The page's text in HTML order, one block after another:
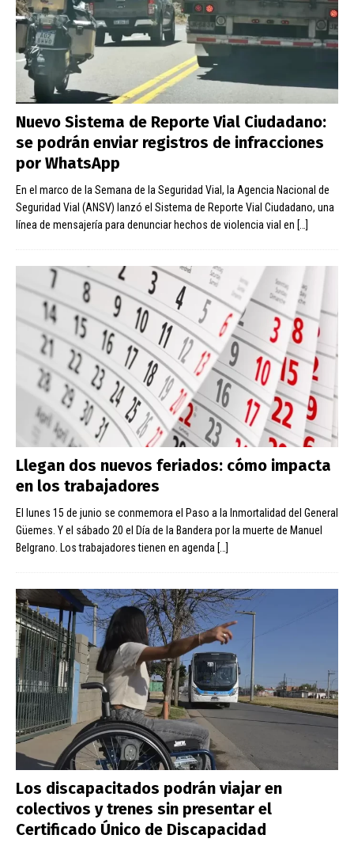
Nuevo Sistema de Reporte Vial Ciudadano:
se podrán enviar registros de infracciones
por WhatsApp
En el marco de la Semana de la Seguridad Vial, la Agencia Nacional de
Seguridad Vial (ANSV) lanzó el Sistema de Reporte Vial Ciudadano, una
línea de mensajería para denunciar hechos de violencia vial en […]
Llegan dos nuevos feriados: cómo impacta
en los trabajadores
El lunes 15 de junio se conmemora el Paso a la Inmortalidad del General
Güemes. Y el sábado 20 el Día de la Bandera por la muerte de Manuel
Belgrano. Los trabajadores tienen en agenda […]
Los discapacitados podrán viajar en
colectivos y trenes sin presentar el
Certificado Único de Discapacidad